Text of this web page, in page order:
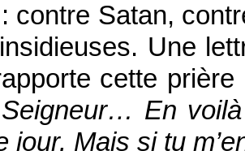
contre Satan,
Une
cette prière
En
jour. Mais si tu